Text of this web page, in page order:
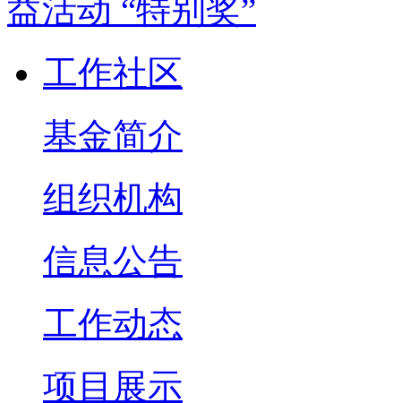
工作社区
基金简介
组织机构
信息公告
工作动态
项目展示